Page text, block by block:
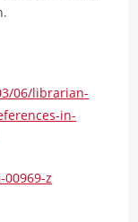
06/librarian-
in-
z